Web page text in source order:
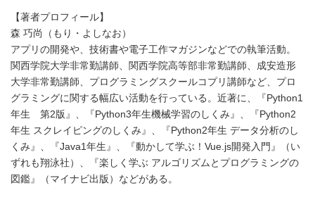
【著者プロフィール】
森 巧尚（もり・よしなお）
アプリの開発や、技術書や電子工作マガジンなどでの執筆活動。
関西学院大学非常勤講師、関西学院高等部非常勤講師、成安造形
大学非常勤講師、プログラミングスクールコプリ講師など、プロ
グラミングに関する幅広い活動を行っている。近著に、『Python1
年生 第2版』、『Python3年生機械学習のしくみ』、『Python2
年生 スクレイピングのしくみ』、『Python2年生 データ分析のし
くみ』、『Java1年生』、『動かして学ぶ！Vue.js開発入門』（い
ずれも翔泳社）、『楽しく学ぶ アルゴリズムとプログラミングの
図鑑』（マイナビ出版）などがある。